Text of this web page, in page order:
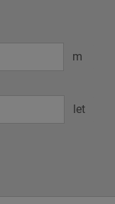
m
let